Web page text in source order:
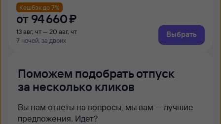
Кешбэк до 7%
от 94 ⁠660 ⁠₽
13 авг, чт — 20 авг, чт
7 ночей, за двоих
Выбрать
Поможем подобрать отпуск
за несколько кликов
Вы нам ответы на вопросы, мы вам — лучшие
предложения. Идет?